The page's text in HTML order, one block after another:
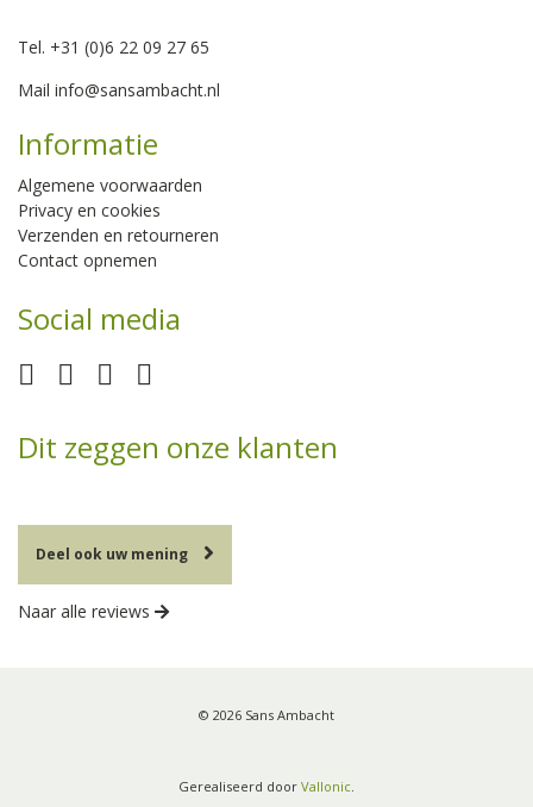
Tel. +31 (0)6 22 09 27 65
Mail info@sansambacht.nl
Informatie
Algemene voorwaarden
Privacy en cookies
Verzenden en retourneren
Contact opnemen
Social media
Dit zeggen onze klanten
Deel ook uw mening
Naar alle reviews
© 2026 Sans Ambacht
Gerealiseerd door Vallonic